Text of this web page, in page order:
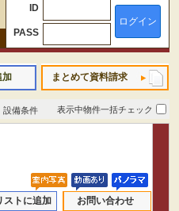
ログイン
ID
PASS
加 まとめて資料請求
設備条件 表示中物件一括チェック
ストに追加 お問い合わせ